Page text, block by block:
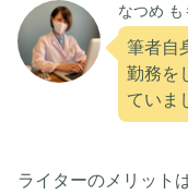
なつめ も
筆者自
勤務を
ていま
ライターのメリットは